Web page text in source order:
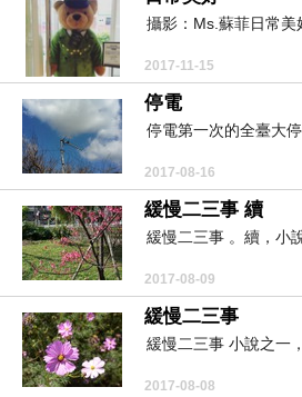
攝影：Ms.蘇菲日常美
2017-11-15
停電
停電第一次的全臺大
2017-08-16
緩慢二三事 續
緩慢二三事 。續，小
2017-08-09
緩慢二三事
緩慢二三事 小說之一
2017-08-08